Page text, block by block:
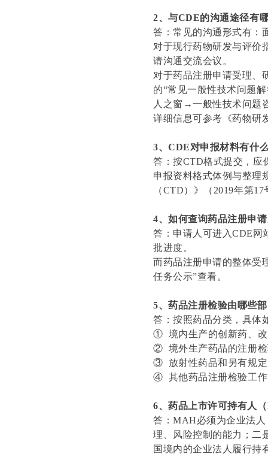
2、与CDE的沟通途径有
答：常见的沟通形式有：
对于现行药物研发与评价
请沟通交流会议。
对于药品注册申请受理、
的“常见一般性技术问题
人之窗→一般性技术问题
详细信息可参考《药物研
3、CDE对申报材料有什
答：按CTD格式提交，应
申报资料格式体例与整理
（CTD）》（2019年第17
4、如何查询药品注册申
答：申请人可进入CDE网
批进度。
而药品注册申请的整体
任务公示”查看。
5、药品注册检验由哪些
答：按照药品分类，具体
① 境内生产的创新药、改
② 境外生产药品的注册检
③ 放射性药品和另有规定
④ 其他药品注册检验工作
6、药品上市许可持有人
答：MAH必须为企业法
理、风险控制的能力；二
国境内的企业法人履行持